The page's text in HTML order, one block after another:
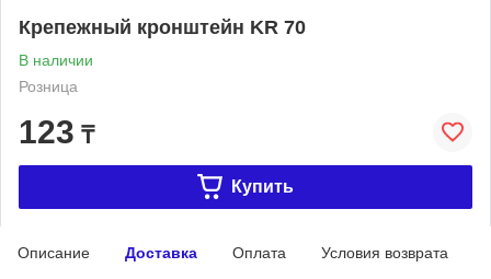
Крепежный кронштейн KR 70
В наличии
Розница
123 ₸
Купить
Описание Доставка Оплата Условия возврата